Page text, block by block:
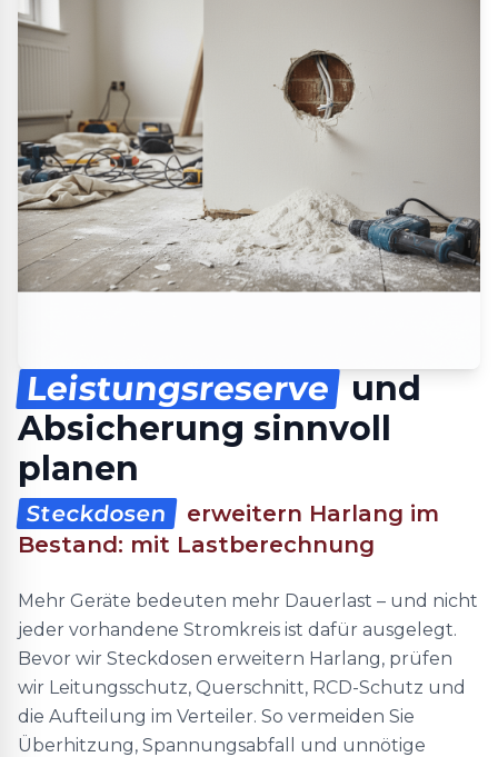
Leistungsreserve
und
Absicherung sinnvoll
planen
Steckdosen
erweitern Harlang im
Bestand: mit Lastberechnung
Mehr Geräte bedeuten mehr Dauerlast – und nicht
jeder vorhandene Stromkreis ist dafür ausgelegt.
Bevor wir Steckdosen erweitern Harlang, prüfen
wir Leitungsschutz, Querschnitt, RCD-Schutz und
die Aufteilung im Verteiler. So vermeiden Sie
Überhitzung, Spannungsabfall und unnötige